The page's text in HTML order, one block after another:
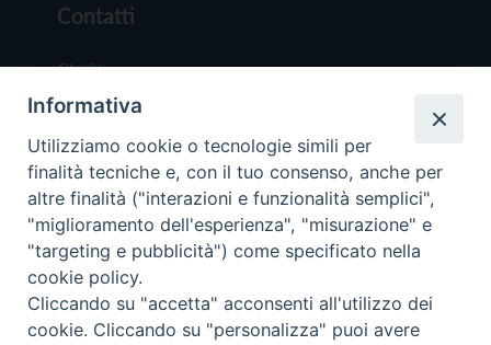
Contatti
Chi Siamo
Redazione
Scrivici
Copyright © 2019 - Tutti i diritti riservati - Vita
Trentina Editrice
Informativa
Utilizziamo cookie o tecnologie simili per
finalità tecniche e, con il tuo consenso, anche per
altre finalità ("interazioni e funzionalità semplici",
"miglioramento dell'esperienza", "misurazione" e
"targeting e pubblicità") come specificato nella
cookie policy.
Cliccando su "accetta" acconsenti all'utilizzo dei
cookie. Cliccando su "personalizza" puoi avere